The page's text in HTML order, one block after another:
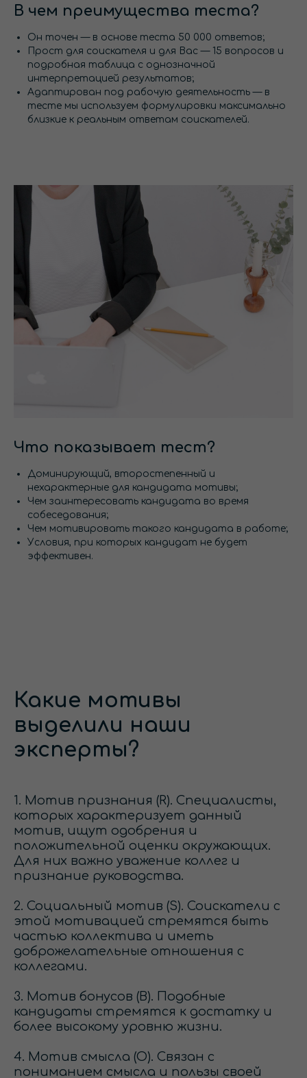
В чем преимущества теста?
Он точен — в основе теста 50 000 ответов;
Прост для соискателя и для Вас — 15 вопросов и
подробная таблица с однозначной
интерпретацией результатов;
Адаптирован под рабочую деятельность — в
тесте мы используем формулировки максимально
близкие к реальным ответам соискателей.
Что показывает тест?
Доминирующий, второстепенный и
нехарактерные для кандидата мотивы;
Чем заинтересовать кандидата во время
собеседования;
Чем мотивировать такого кандидата в работе;
Условия, при которых кандидат не будет
эффективен.
Какие мотивы
выделили наши
эксперты?
1. Мотив признания (R). Специалисты,
которых характеризует данный
мотив, ищут одобрения и
положительной оценки окружающих.
Для них важно уважение коллег и
признание руководства.
2. Социальный мотив (S). Соискатели с
этой мотивацией стремятся быть
частью коллектива и иметь
доброжелательные отношения с
коллегами.
3. Мотив бонусов (B). Подобные
кандидаты стремятся к достатку и
более высокому уровню жизни.
4. Мотив смысла (O). Связан с
пониманием смысла и пользы своей